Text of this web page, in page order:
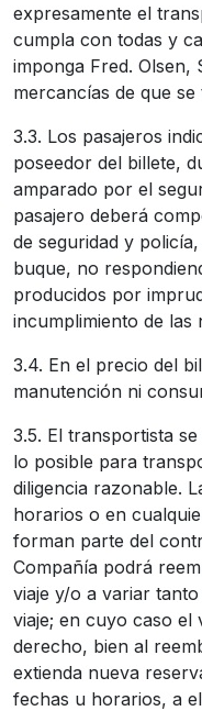
expresamente el
cumpla con todas y
imponga Fred. Olsen,
mercancías de que se
3.3. Los pasajeros
poseedor del billete,
amparado por el
pasajero deberá
de seguridad y
buque, no
producidos por
incumplimiento de las
3.4. En el precio del
manutención ni
3.5. El transportista
lo posible para
diligencia razonable.
horarios o en
forman parte del
Compañía podrá
viaje y/o a variar
viaje; en cuyo caso el
derecho, bien al
extienda nueva
fechas u horarios, a